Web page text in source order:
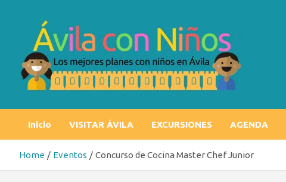
Inicio VISITAR ÁVILA EXCURSIONES AGENDA
Home Eventos Concurso de Cocina Master Chef Junior